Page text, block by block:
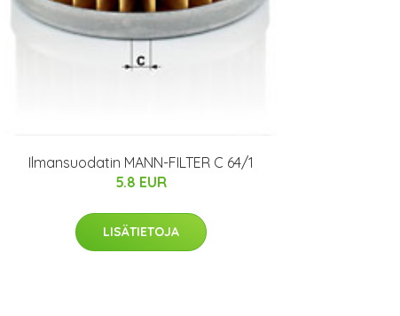
Ilmansuodatin MANN-FILTER C 64/1
5.8 EUR
LISÄTIETOJA